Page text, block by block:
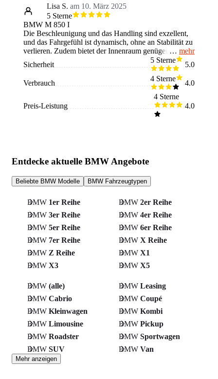
Lisa S. am 10. März 2025
5 Sterne
BMW M 850 I
Die Beschleunigung und das Handling sind exzellent,
und das Fahrgefühl ist dynamisch, ohne an Stabilität zu
verlieren. Zudem bietet der Innenraum genügend Platz
für Passagiere und Gepäck, was längere Fahrten mit
Familie oder Freunden sehr angenehm macht. Der
Wagen vereint ein modernes, sportliches und zugleich
praktisches Design. Ich kann ihn sowohl für die
Autobahn, als auch für entspannte Ausflüge nutzen.
Die Nebenkosten sind hoch.
mehr
Sicherheit
5 Sterne
5.0
Verbrauch
4 Sterne
4.0
Preis-Leistung
4 Sterne
4.0
Entdecke aktuelle BMW Angebote
Beliebte BMW Modelle BMW Fahrzeugtypen
BMW 1er Reihe BMW 2er Reihe
BMW 3er Reihe BMW 4er Reihe
BMW 5er Reihe BMW 6er Reihe
BMW 7er Reihe BMW X Reihe
BMW Z Reihe BMW X1
BMW X3 BMW X5
BMW (alle) BMW Leasing
BMW Cabrio BMW Coupé
BMW Kleinwagen BMW Kombi
BMW Limousine BMW Pickup
BMW Roadster BMW Sportwagen
BMW SUV BMW Van
Mehr anzeigen